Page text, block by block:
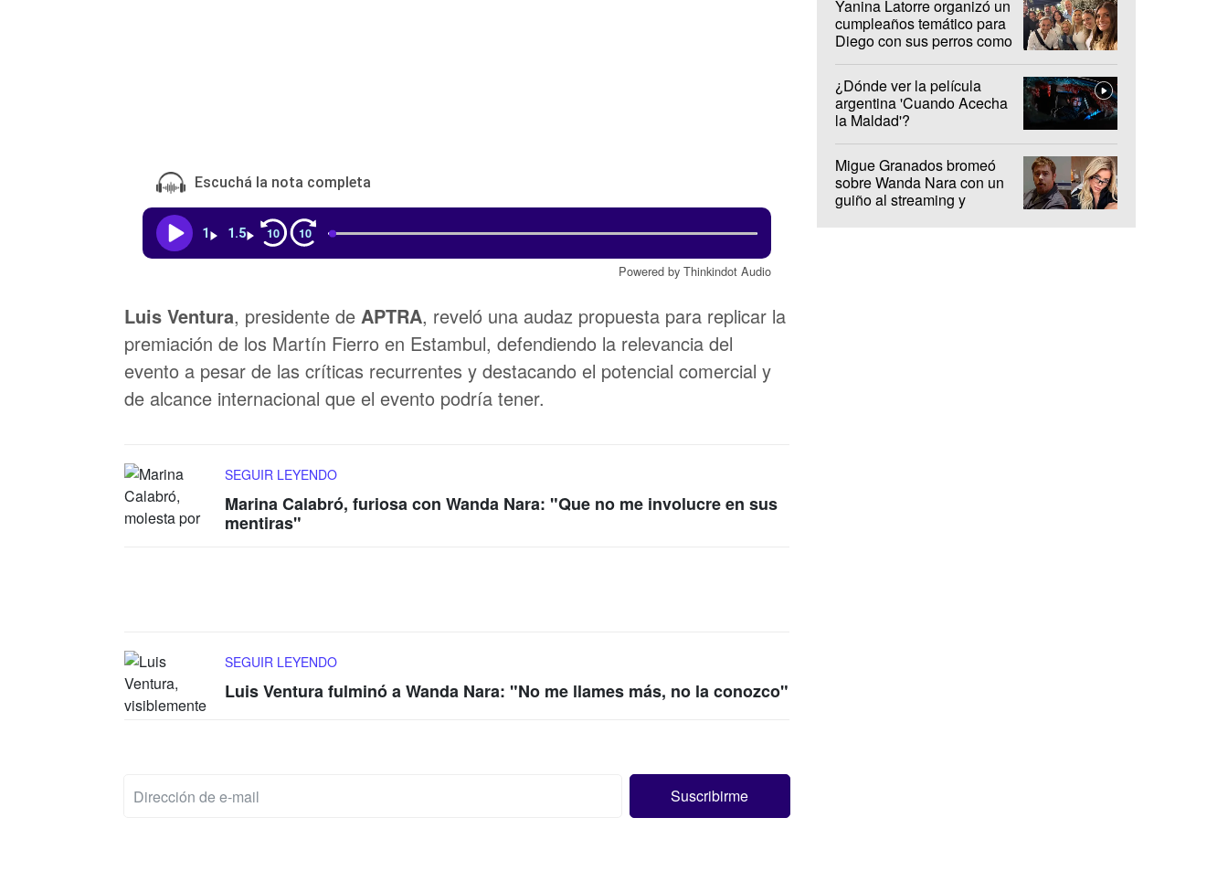
Escuchá la nota completa
1 1.5 10 10
Powered by Thinkindot Audio
Luis Ventura, presidente de APTRA, reveló una audaz propuesta para replicar la
premiación de los Martín Fierro en Estambul, defendiendo la relevancia del
evento a pesar de las críticas recurrentes y destacando el potencial comercial y
de alcance internacional que el evento podría tener.
SEGUIR LEYENDO
Marina Calabró, furiosa con Wanda Nara: "Que no me involucre en sus
mentiras"
SEGUIR LEYENDO
Luis Ventura fulminó a Wanda Nara: "No me llames más, no la conozco"
Yanina Latorre organizó un
cumpleaños temático para
Diego con sus perros como
¿Dónde ver la película
argentina 'Cuando Acecha
la Maldad'?
Migue Granados bromeó
sobre Wanda Nara con un
guiño al streaming y